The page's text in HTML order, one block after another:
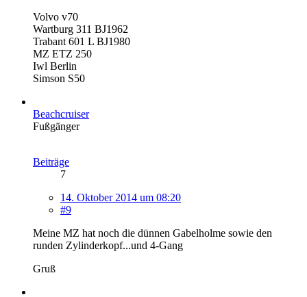
Volvo v70
Wartburg 311 BJ1962
Trabant 601 L BJ1980
MZ ETZ 250
Iwl Berlin
Simson S50
Beachcruiser
Fußgänger
Beiträge
7
14. Oktober 2014 um 08:20
#9
Meine MZ hat noch die dünnen Gabelholme sowie den
runden Zylinderkopf...und 4-Gang
Gruß